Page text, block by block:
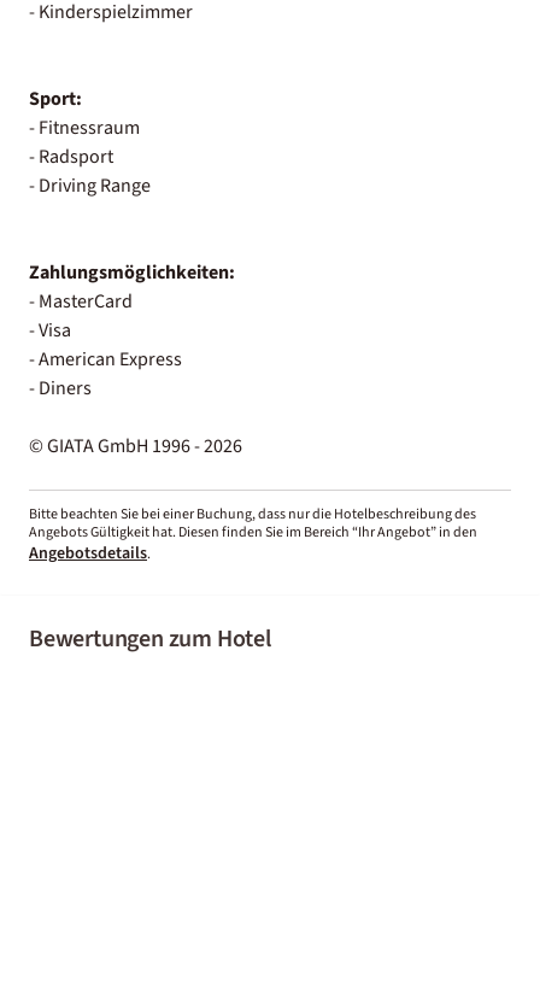
- Kinderspielzimmer
Sport:
- Fitnessraum
- Radsport
- Driving Range
Zahlungsmöglichkeiten:
- MasterCard
- Visa
- American Express
- Diners
© GIATA GmbH 1996 - 2026
Bitte beachten Sie bei einer Buchung, dass nur die Hotelbeschreibung des
Angebots Gültigkeit hat. Diesen finden Sie im Bereich “Ihr Angebot” in den
Angebotsdetails.
Bewertungen zum Hotel